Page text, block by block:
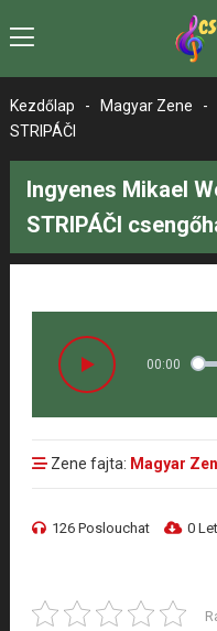
Kezdőlap - Magyar Zene -
STRIPÁČI
Ingyenes Mikael
STRIPÁČI
00:00
Zene fajta: Magyar
126 Poslouchat 0